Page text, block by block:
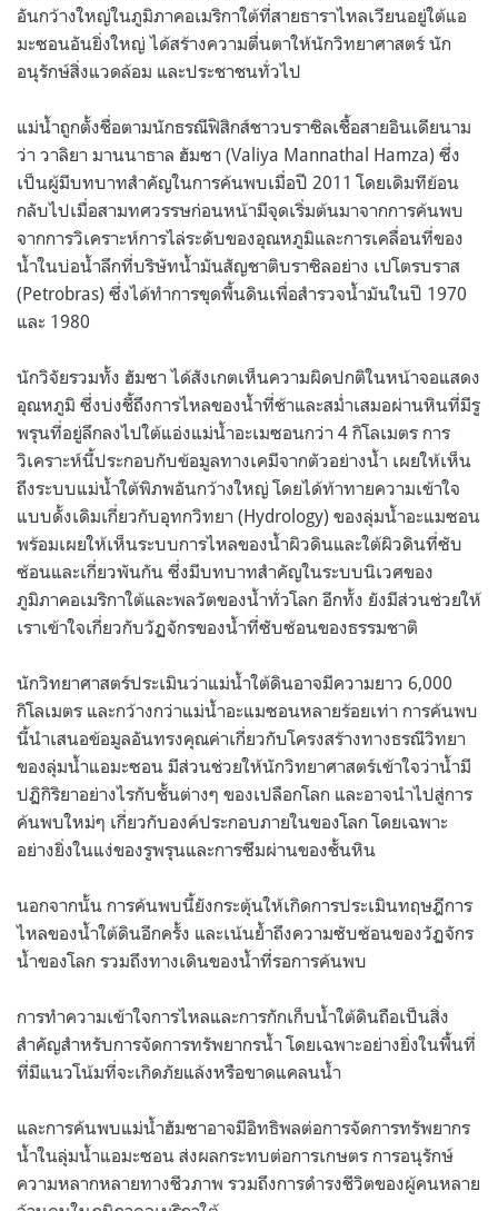
อันกว้างใหญ่ในภูมิภาคอเมริกาใต้ที่สายธาราไหลเวียนอยู่ใต้แอ
มะซอนอันยิ่งใหญ่ ได้สร้างความตื่นตาให้นักวิทยาศาสตร์ นัก
อนุรักษ์สิ่งแวดล้อม และประชาชนทั่วไป
แม่น้ำถูกตั้งชื่อตามนักธรณีฟิสิกส์ชาวบราซิลเชื้อสายอินเดียนาม
ว่า วาลิยา มานนาธาล ฮัมซา (Valiya Mannathal Hamza) ซึ่ง
เป็นผู้มีบทบาทสำคัญในการค้นพบเมื่อปี 2011 โดยเดิมทีย้อน
กลับไปเมื่อสามทศวรรษก่อนหน้ามีจุดเริ่มต้นมาจากการค้นพบ
จากการวิเคราะห์การไล่ระดับของอุณหภูมิและการเคลื่อนที่ของ
น้ำในบ่อน้ำลึกที่บริษัทน้ำมันสัญชาติบราซิลอย่าง เปโตรบราส
(Petrobras) ซึ่งได้ทำการขุดพื้นดินเพื่อสำรวจน้ำมันในปี 1970
และ 1980
นักวิจัยรวมทั้ง ฮัมซา ได้สังเกตเห็นความผิดปกติในหน้าจอแสดง
อุณหภูมิ ซึ่งบ่งชี้ถึงการไหลของน้ำที่ช้าและสม่ำเสมอผ่านหินที่มีรู
พรุนที่อยู่ลึกลงไปใต้แอ่งแม่น้ำอะเมซอนกว่า 4 กิโลเมตร การ
วิเคราะห์นี้ประกอบกับข้อมูลทางเคมีจากตัวอย่างน้ำ เผยให้เห็น
ถึงระบบแม่น้ำใต้พิภพอันกว้างใหญ่ โดยได้ท้าทายความเข้าใจ
แบบดั้งเดิมเกี่ยวกับอุทกวิทยา (Hydrology) ของลุ่มน้ำอะแมซอน
พร้อมเผยให้เห็นระบบการไหลของน้ำผิวดินและใต้ผิวดินที่ซับ
ซ้อนและเกี่ยวพันกัน ซึ่งมีบทบาทสำคัญในระบบนิเวศของ
ภูมิภาคอเมริกาใต้และพลวัตของน้ำทั่วโลก อีกทั้ง ยังมีส่วนช่วยให้
เราเข้าใจเกี่ยวกับวัฏจักรของน้ำที่ซับซ้อนของธรรมชาติ
นักวิทยาศาสตร์ประเมินว่าแม่น้ำใต้ดินอาจมีความยาว 6,000
กิโลเมตร และกว้างกว่าแม่น้ำอะแมซอนหลายร้อยเท่า การค้นพบ
นี้นำเสนอข้อมูลอันทรงคุณค่าเกี่ยวกับโครงสร้างทางธรณีวิทยา
ของลุ่มน้ำแอมะซอน มีส่วนช่วยให้นักวิทยาศาสตร์เข้าใจว่าน้ำมี
ปฏิกิริยาอย่างไรกับชั้นต่างๆ ของเปลือกโลก และอาจนำไปสู่การ
ค้นพบใหม่ๆ เกี่ยวกับองค์ประกอบภายในของโลก โดยเฉพาะ
อย่างยิ่งในแง่ของรูพรุนและการซึมผ่านของชั้นหิน
นอกจากนั้น การค้นพบนี้ยังกระตุ้นให้เกิดการประเมินทฤษฎีการ
ไหลของน้ำใต้ดินอีกครั้ง และเน้นย้ำถึงความซับซ้อนของวัฏจักร
น้ำของโลก รวมถึงทางเดินของน้ำที่รอการค้นพบ
การทำความเข้าใจการไหลและการกักเก็บน้ำใต้ดินถือเป็นสิ่ง
สำคัญสำหรับการจัดการทรัพยากรน้ำ โดยเฉพาะอย่างยิ่งในพื้นที่
ที่มีแนวโน้มที่จะเกิดภัยแล้งหรือขาดแคลนน้ำ
และการค้นพบแม่น้ำฮัมซาอาจมีอิทธิพลต่อการจัดการทรัพยากร
น้ำในลุ่มน้ำแอมะซอน ส่งผลกระทบต่อการเกษตร การอนุรักษ์
ความหลากหลายทางชีวภาพ รวมถึงการดำรงชีวิตของผู้คนหลาย